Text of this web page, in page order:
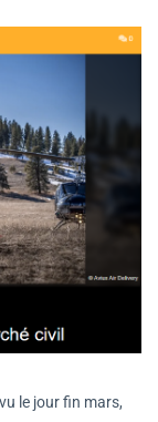
le jour fin mars,